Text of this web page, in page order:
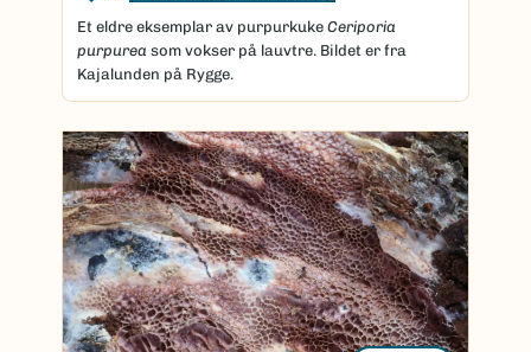
Et eldre eksemplar av purpurkuke Ceriporia
purpurea som vokser på lauvtre. Bildet er fra
Kajalunden på Rygge.